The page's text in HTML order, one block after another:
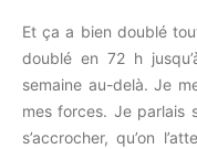
Et ça a bien doublé
doublé en 72 h
semaine au-delà. Je
mes forces. Je parlais
s’accrocher, qu’on